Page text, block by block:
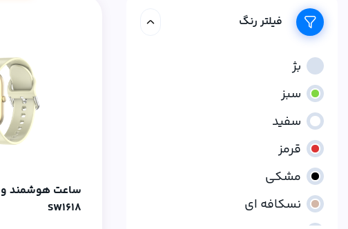
فیلتر رنگ
بژ
سبز
سفید
قرمز
مشکی
نسکافه ای
SW1618